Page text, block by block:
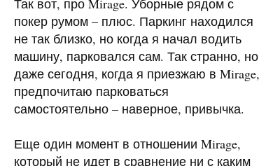
Так вот, про Mirage. Уборные рядом с
покер румом – плюс. Паркинг находился
не так близко, но когда я начал водить
машину, парковался сам. Так странно, но
даже сегодня, когда я приезжаю в Mirage,
предпочитаю парковаться
самостоятельно – наверное, привычка.
Еще один момент в отношении Mirage,
который не идет в сравнение ни с каким